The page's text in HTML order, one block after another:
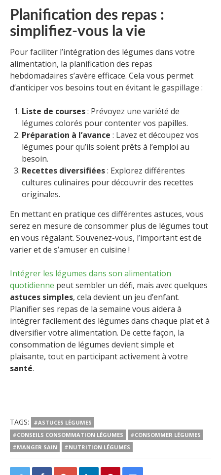
Planification des repas :
simplifiez-vous la vie
Pour faciliter l’intégration des légumes dans votre
alimentation, la planification des repas
hebdomadaires s’avère efficace. Cela vous permet
d’anticiper vos besoins tout en évitant le gaspillage :
Liste de courses: Prévoyez une variété de
légumes colorés pour contenter vos papilles.
Préparation à l’avance : Lavez et découpez vos
légumes pour qu’ils soient prêts à l’emploi au
besoin.
Recettes diversifiées: Explorez différentes
cultures culinaires pour découvrir des recettes
originales.
En mettant en pratique ces différentes astuces, vous
serez en mesure de consommer plus de légumes tout
en vous régalant. Souvenez-vous, l’important est de
varier et de s’amuser en cuisine !
Intégrer les légumes dans son alimentation
quotidienne peut sembler un défi, mais avec quelques
astuces simples, cela devient un jeu d’enfant.
Planifier ses repas de la semaine vous aidera à
intégrer facilement des légumes dans chaque plat et à
diversifier votre alimentation. De cette façon, la
consommation de légumes devient simple et
plaisante, tout en participant activement à votre
santé.
TAGS:
#ASTUCES LÉGUMES
#CONSEILS CONSOMMATION LÉGUMES
#CONSOMMER LÉGUMES
#MANGER SAIN
#NUTRITION LÉGUMES